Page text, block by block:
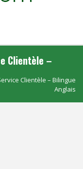
Clientèle –
Clientèle – Bilingue
Anglais